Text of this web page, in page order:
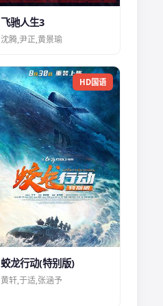
飞驰人生3
沈腾,尹正,黄景瑜
HD国语
蛟龙行动(特别版)
黄轩,于适,张涵予